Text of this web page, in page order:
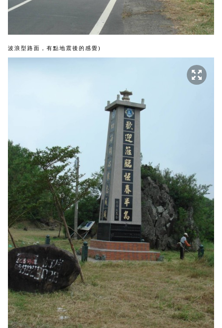
波浪型路面，有點地震後的感覺)